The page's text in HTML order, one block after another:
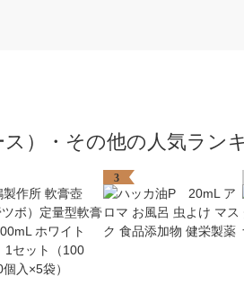
ス）・その他の人気ラン
3